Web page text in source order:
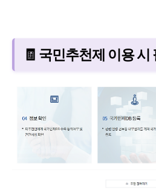
🧾 국민추천제 이용 시